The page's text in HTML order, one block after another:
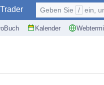
Kalender
Geben Sie / ein, um